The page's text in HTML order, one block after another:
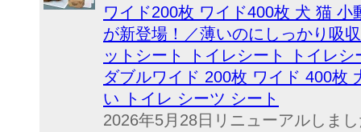
ワイド200枚 ワイド400枚 犬 猫
が新登場！／薄いのにしっかり吸
ットシート トイレシート トイレ
ダブルワイド 200枚 ワイド 400枚
い トイレ シーツ シート
2026年5月28日リニューアルしま